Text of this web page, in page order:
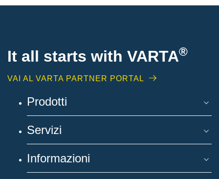
It all starts with VARTA®
VAI AL VARTA PARTNER PORTAL
Prodotti
Servizi
Informazioni